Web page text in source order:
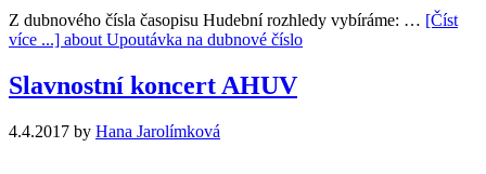
Z dubnového čísla časopisu Hudební rozhledy vybíráme: … [Číst
více ...] about Upoutávka na dubnové číslo
Slavnostní koncert AHUV
4.4.2017 by Hana Jarolímková